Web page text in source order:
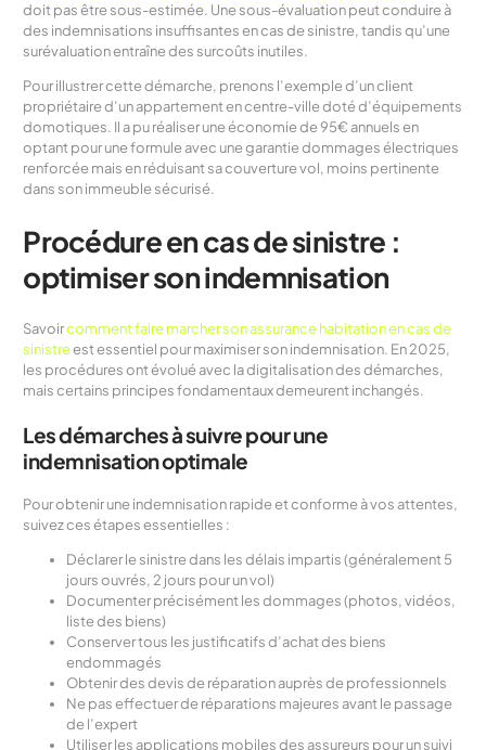
doit pas être sous-estimée. Une sous-évaluation peut conduire à
des indemnisations insuffisantes en cas de sinistre, tandis qu’une
surévaluation entraîne des surcoûts inutiles.
Pour illustrer cette démarche, prenons l’exemple d’un client
propriétaire d’un appartement en centre-ville doté d’équipements
domotiques. Il a pu réaliser une économie de 95€ annuels en
optant pour une formule avec une garantie dommages électriques
renforcée mais en réduisant sa couverture vol, moins pertinente
dans son immeuble sécurisé.
Procédure en cas de sinistre :
optimiser son indemnisation
Savoircomment faire marcher son assurance habitation en cas de
sinistreest essentiel pour maximiser son indemnisation. En 2025,
les procédures ont évolué avec la digitalisation des démarches,
mais certains principes fondamentaux demeurent inchangés.
Les démarches à suivre pour une
indemnisation optimale
Pour obtenir une indemnisation rapide et conforme à vos attentes,
suivez ces étapes essentielles :
Déclarer le sinistre dans les délais impartis (généralement 5
jours ouvrés, 2 jours pour un vol)
Documenter précisément les dommages (photos, vidéos,
liste des biens)
Conserver tous les justificatifs d’achat des biens
endommagés
Obtenir des devis de réparation auprès de professionnels
Ne pas effectuer de réparations majeures avant le passage
de l’expert
Utiliser les applications mobiles des assureurs pour un suivi